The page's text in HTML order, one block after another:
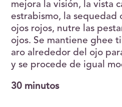
mejora la visión, la vista
estrabismo, la sequedad
ojos rojos, nutre las
ojos. Se mantiene ghee
aro alrededor del ojo
y se procede de igual
30 minutos